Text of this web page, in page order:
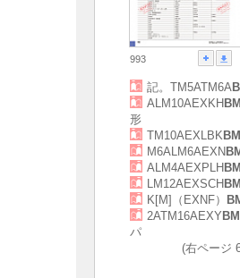
993
記。TM5ATM6A
ALM10AEXKH
形
TM10AEXLBK
M6ALM6AEXN
ALM4AEXPLH
LM12AEXSCH
K[M]（EXNF）
2ATM16AEXY
パ
(右ページ